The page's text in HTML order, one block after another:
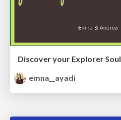
Discover your Explorer Soul
emna__ayadi